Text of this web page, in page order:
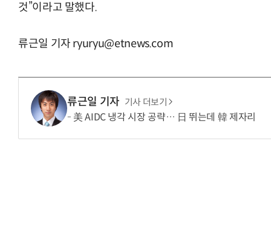
것”이라고 말했다.
류근일 기자 ryuryu@etnews.com
류근일 기자 기사 더보기
美 AIDC 냉각 시장 공략… 日 뛰는데 韓 제자리